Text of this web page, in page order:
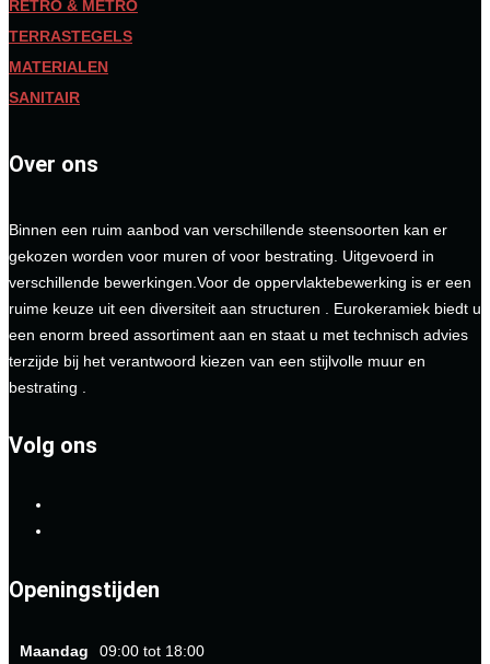
RETRO & METRO
TERRASTEGELS
MATERIALEN
SANITAIR
Over ons
Binnen een ruim aanbod van verschillende steensoorten kan er
gekozen worden voor muren of voor bestrating. Uitgevoerd in
verschillende bewerkingen.Voor de oppervlaktebewerking is er een
ruime keuze uit een diversiteit aan structuren . Eurokeramiek biedt u
een enorm breed assortiment aan en staat u met technisch advies
terzijde bij het verantwoord kiezen van een stijlvolle muur en
bestrating .
Volg ons
Openingstijden
Maandag 09:00 tot 18:00